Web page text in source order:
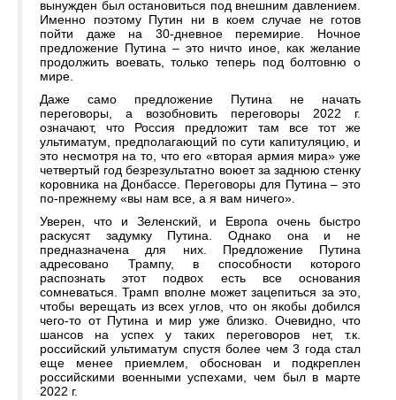
вынужден был остановиться под внешним давлением.
Именно поэтому Путин ни в коем случае не готов
пойти даже на 30-дневное перемирие. Ночное
предложение Путина – это ничто иное, как желание
продолжить воевать, только теперь под болтовню о
мире.
Даже само предложение Путина не начать
переговоры, а возобновить переговоры 2022 г.
означают, что Россия предложит там все тот же
ультиматум, предполагающий по сути капитуляцию, и
это несмотря на то, что его «вторая армия мира» уже
четвертый год безрезультатно воюет за заднюю стенку
коровника на Донбассе. Переговоры для Путина – это
по-прежнему «вы нам все, а я вам ничего».
Уверен, что и Зеленский, и Европа очень быстро
раскусят задумку Путина. Однако она и не
предназначена для них. Предложение Путина
адресовано Трампу, в способности которого
распознать этот подвох есть все основания
сомневаться. Трамп вполне может зацепиться за это,
чтобы верещать из всех углов, что он якобы добился
чего-то от Путина и мир уже близко. Очевидно, что
шансов на успех у таких переговоров нет, т.к.
российский ультиматум спустя более чем 3 года стал
еще менее приемлем, обоснован и подкреплен
российскими военными успехами, чем был в марте
2022 г.